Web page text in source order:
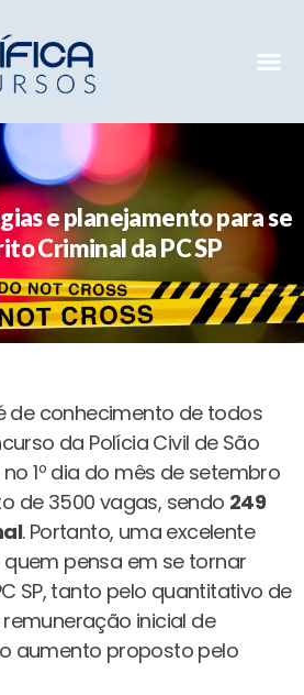
e planejamento para se
Criminal da PC SP
de conhecimento de todos
da Polícia Civil de São
1º dia do mês de setembro
de 3500 vagas, sendo 249
. Portanto, uma excelente
pensa em se tornar
SP, tanto pelo quantitativo de
inicial de
aumento proposto pelo